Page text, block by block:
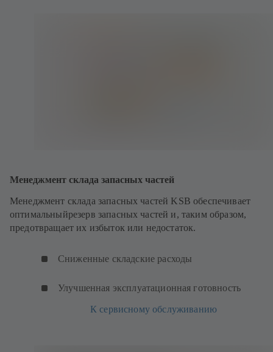
Менеджмент склада запасных частей
Менеджмент склада запасных частей KSB обеспечивает
оптимальныйрезерв запасных частей и, таким образом,
предотвращает их избыток или недостаток.
Сниженные складские расходы
Улучшенная эксплуатационная готовность
К сервисному обслуживанию